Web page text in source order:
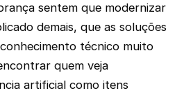
sentem que modernizar
demais, que as soluções
técnico muito
quem veja
artificial como itens